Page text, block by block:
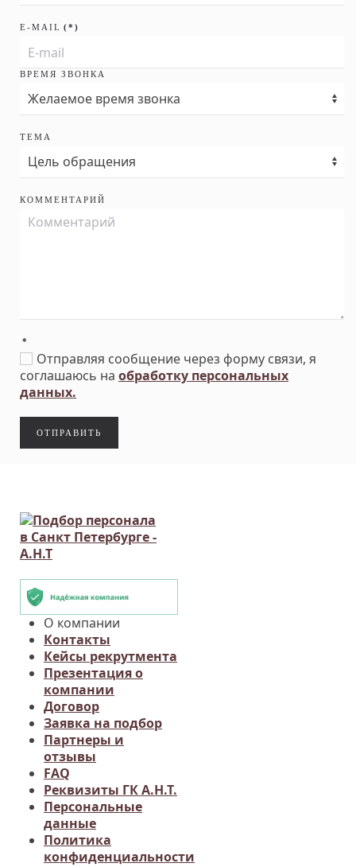
E-MAIL (*)
ВРЕМЯ ЗВОНКА
ТЕМА
КОММЕНТАРИЙ
*
Отправляя сообщение через форму связи, я
соглашаюсь на обработку персональных
данных.
ОТПРАВИТЬ
О компании
Контакты
Кейсы рекрутмента
Презентация о
компании
Договор
Заявка на подбор
Партнеры и
отзывы
FAQ
Реквизиты ГК А.Н.Т.
Персональные
данные
Политика
конфиденциальности